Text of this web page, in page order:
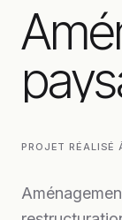
PROJET RÉALISÉ